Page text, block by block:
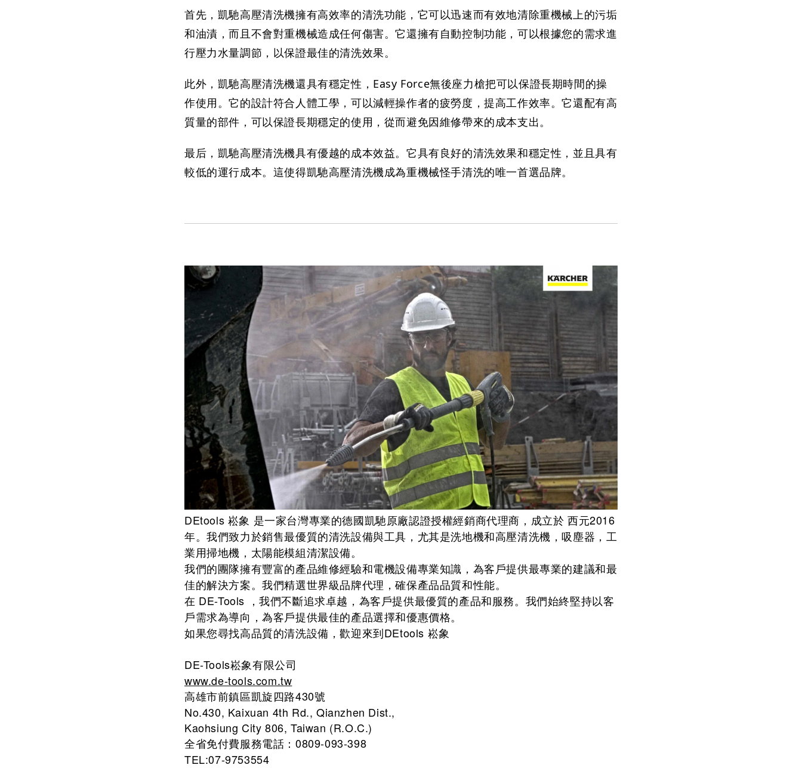
首先，凱馳高壓清洗機擁有高效率的清洗功能，它可以迅速而有效地清除重機械上的污垢
和油漬，而且不會對重機械造成任何傷害。它還擁有自動控制功能，可以根據您的需求進
行壓力水量調節，以保證最佳的清洗效果。
此外，凱馳高壓清洗機還具有穩定性，Easy Force無後座力槍把可以保證長期時間的操
作使用。它的設計符合人體工學，可以減輕操作者的疲勞度，提高工作效率。它還配有高
質量的部件，可以保證長期穩定的使用，從而避免因維修帶來的成本支出。
最后，凱馳高壓清洗機具有優越的成本效益。它具有良好的清洗效果和穩定性，並且具有
較低的運行成本。這使得凱馳高壓清洗機成為重機械怪手清洗的唯一首選品牌。
DEtools 崧象 是一家台灣專業的德國凱馳原廠認證授權經銷商代理商，成立於 西元2016
年。我們致力於銷售最優質的清洗設備與工具，尤其是洗地機和高壓清洗機，吸塵器，工
業用掃地機，太陽能模組清潔設備。
我們的團隊擁有豐富的產品維修經驗和電機設備專業知識，為客戶提供最專業的建議和最
佳的解決方案。我們精選世界級品牌代理，確保產品品質和性能。
在 DE-Tools ，我們不斷追求卓越，為客戶提供最優質的產品和服務。我們始終堅持以客
戶需求為導向，為客戶提供最佳的產品選擇和優惠價格。
如果您尋找高品質的清洗設備，歡迎來到DEtools 崧象
DE-Tools崧象有限公司
www.de-tools.com.tw
高雄市前鎮區凱旋四路430號
No.430, Kaixuan 4th Rd., Qianzhen Dist.,
Kaohsiung City 806, Taiwan (R.O.C.)
全省免付費服務電話：0809-093-398
TEL:07-9753554